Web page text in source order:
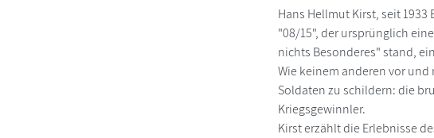
Hans Hellmut Kirst, seit
"08/15", der ursprünglich
nichts Besonderes" stand,
Wie keinem anderen vor
Soldaten zu schildern: die
Kriegsgewinnler.
Kirst erzählt die Erlebnisse